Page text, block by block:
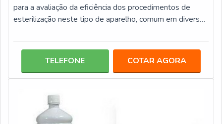
para a avaliação da eficiência dos procedimentos de
esterilização neste tipo de aparelho, comum em diversos
centros estéticos. Este tipo de integrador é elaborado
parâmetros, tais como: Temperatura; Vapor;
Tempo.MAIS SOBRE O INTEGRADOR QUÍMICO TIPO
TELEFONE COTAR AGORA